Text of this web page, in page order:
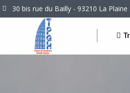
30 bis rue du Bailly - 93210 La Plaine